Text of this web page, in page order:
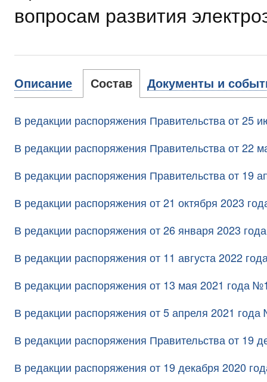
вопросам развития
Описание Состав Документы и
В редакции распоряжения Правительства от 25
В редакции распоряжения Правительства от 22
В редакции распоряжения Правительства от 19
В редакции распоряжения от 21 октября 2023
В редакции распоряжения от 26 января 2023
В редакции распоряжения от 11 августа 2022
В редакции распоряжения от 13 мая 2021 года
В редакции распоряжения от 5 апреля 2021
В редакции распоряжения Правительства от 19
В редакции распоряжения от 19 декабря 2020